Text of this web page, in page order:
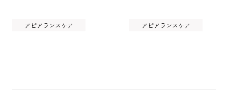
アピアランスケア アピアランスケア